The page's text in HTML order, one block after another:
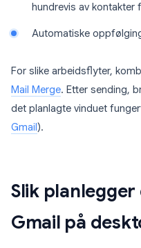
hundrevis av kontakter
Automatiske
For slike arbeidsflyter,
Mail Merge. Etter sending,
det planlagte vinduet
Gmail ).
Slik
Gmail på